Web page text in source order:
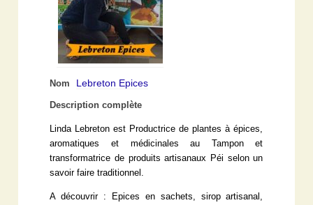
Nom Lebreton Epices
Description complète
Linda Lebreton est Productrice de plantes à épices,
aromatiques et médicinales au Tampon et
transformatrice de produits artisanaux Péi selon un
savoir faire traditionnel.
A découvrir : Epices en sachets, sirop artisanal,